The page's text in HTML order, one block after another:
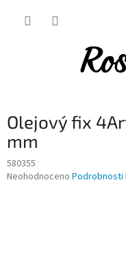
Olejový fix
mm
580355
Průměrné
Neohodnoceno Podrobnosti